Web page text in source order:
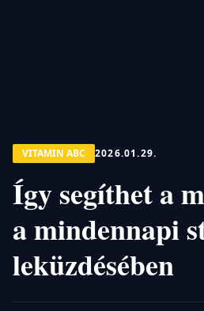
VITAMIN ABC 2026.01.29.
Így segíthet a
a mindennapi
leküzdésében